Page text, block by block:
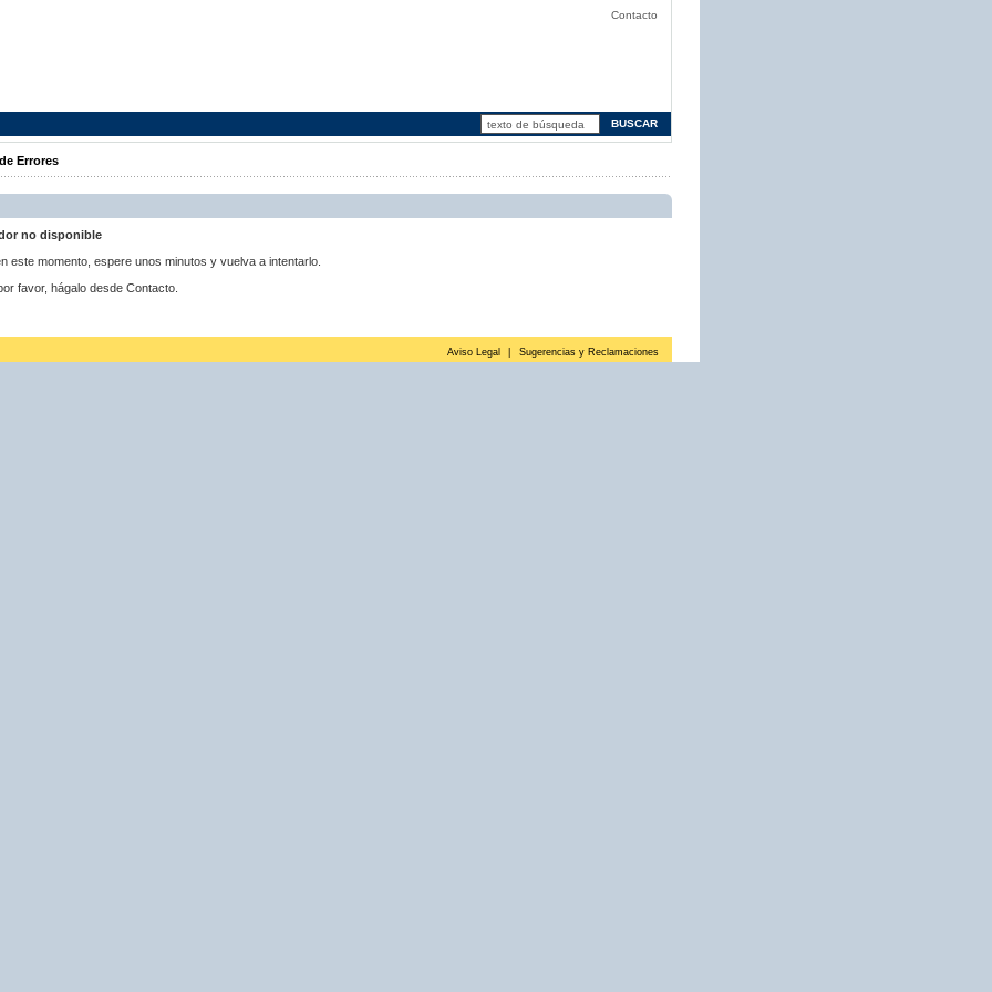
Contacto
Errores
no disponible
este momento, espere unos minutos y vuelva a intentarlo.
favor, hágalo desde Contacto.
Aviso Legal Sugerencias y Reclamaciones